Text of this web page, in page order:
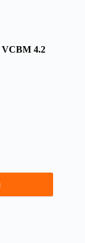
4.2